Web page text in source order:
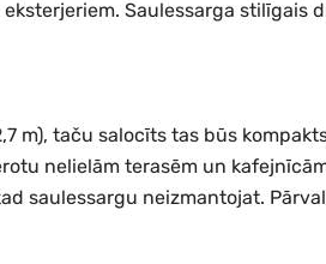
Saulessarga stilīgais
m), taču salocīts tas būs
nelielām terasēm un
saulessargu neizmantojat.